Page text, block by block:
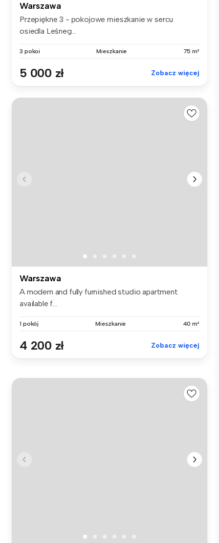
Warszawa
Przepiękne 3 - pokojowe mieszkanie w sercu
osiedla Leśneg...
3 pokoi Mieszkanie 75 m²
5 000 zł Zobacz więcej
Warszawa
A modern and fully furnished studio apartment
available f...
1 pokój Mieszkanie 40 m²
4 200 zł Zobacz więcej